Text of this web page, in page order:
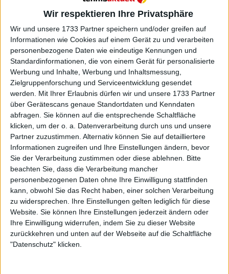
Wir respektieren Ihre Privatsphäre
Wir und unsere 1733 Partner speichern und/oder greifen auf
Informationen wie Cookies auf einem Gerät zu und verarbeiten
personenbezogene Daten wie eindeutige Kennungen und
Standardinformationen, die von einem Gerät für personalisierte
Werbung und Inhalte, Werbung und Inhaltsmessung,
Zielgruppenforschung und Serviceentwicklung gesendet
werden.
Mit Ihrer Erlaubnis dürfen wir und unsere 1733 Partner
über Gerätescans genaue Standortdaten und Kenndaten
abfragen. Sie können auf die entsprechende Schaltfläche
klicken, um der o. a. Datenverarbeitung durch uns und unsere
Partner zuzustimmen. Alternativ können Sie auf detailliertere
Informationen zugreifen und Ihre Einstellungen ändern, bevor
Sie der Verarbeitung zustimmen oder diese ablehnen.
Bitte
beachten Sie, dass die Verarbeitung mancher
personenbezogenen Daten ohne Ihre Einwilligung stattfinden
kann, obwohl Sie das Recht haben, einer solchen Verarbeitung
zu widersprechen. Ihre Einstellungen gelten lediglich für diese
Website. Sie können Ihre Einstellungen jederzeit ändern oder
Ihre Einwilligung widerrufen, indem Sie zu dieser Website
zurückkehren und unten auf der Webseite auf die Schaltfläche
"Datenschutz" klicken.
14 Major-Titel im Damendoppel gewonnen –
zusätzlich zu drei Goldmedaillen bei Olympischen
Spielen.
Während Venus ihre Karriere fortsetzt, zuletzt
Anfang September bei den US Open auftrat und
ihre Teilnahme in Brisbane Anfang Januar bereits
bestätigte, sorgte Serena in den vergangenen
Tagen für Schlagzeilen, nachdem Spekulationen
über ein mögliches Comeback 2026 aufkamen.
Auslöser war ihr Eintrag in den ITIA-Dopingkontroll-
Pool (was sie wieder startberechtigt für offizielle
Turniere machen würde). Serena nahm den Ball
jedoch auf und dementierte die Informationen in
den sozialen Medien, räumte die Gerüchte aus und
enttäuschte viele Fans, die auf ihre Rückkehr
gehofft hatten.